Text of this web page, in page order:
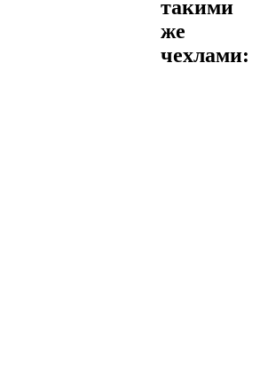
такими
же
чехлами: